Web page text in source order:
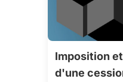
Imposition
d'une